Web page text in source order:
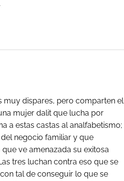
muy dispares, pero comparten el
mujer dalit que lucha por
a estas castas al analfabetismo;
negocio familiar y que
ve amenazada su exitosa
tres luchan contra eso que se
tal de conseguir lo que se